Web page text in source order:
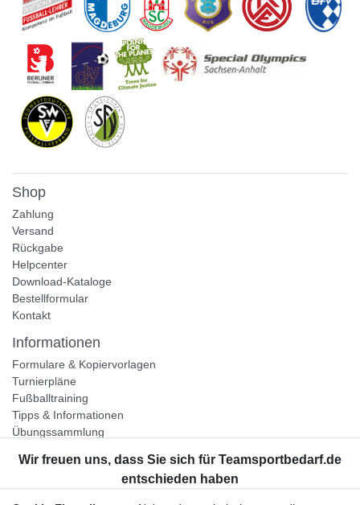
Shop
Zahlung
Versand
Rückgabe
Helpcenter
Download-Kataloge
Bestellformular
Kontakt
Informationen
Formulare & Kopiervorlagen
Turnierpläne
Fußballtraining
Tipps & Informationen
Übungssammlung
Unternehmen